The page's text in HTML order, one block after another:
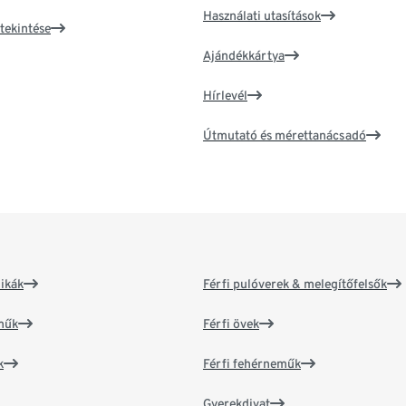
Használati utasítások
Ajándékkártya
Hírlevél
Útmutató és mérettanácsadó
Férfi pulóverek & melegítőfelsők
Férfi övek
Férfi fehérneműk